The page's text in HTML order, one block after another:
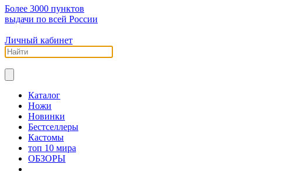
Более 3000 пунктов
выдачи по всей России
Личный кабинет
Каталог
Ножи
Новинки
Бестселлеры
Кастомы
топ 10 мира
ОБЗОРЫ